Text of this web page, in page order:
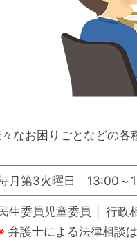
なお困りごとなどの各
月第3火曜日 13:00～
生委員児童委員 │ 行政
弁護士による法律相談